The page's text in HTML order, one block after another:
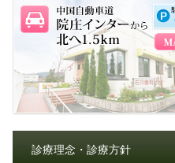
診療理念・診療方針